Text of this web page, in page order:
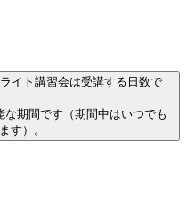
イト講習会は受講する日数で
期間です（期間中はいつでも
す）。